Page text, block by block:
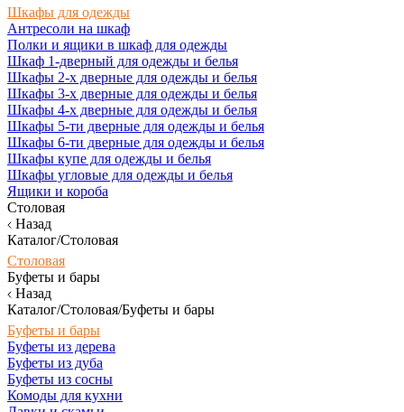
Шкафы для одежды
Антресоли на шкаф
Полки и ящики в шкаф для одежды
Шкаф 1-дверный для одежды и белья
Шкафы 2-х дверные для одежды и белья
Шкафы 3-х дверные для одежды и белья
Шкафы 4-х дверные для одежды и белья
Шкафы 5-ти дверные для одежды и белья
Шкафы 6-ти дверные для одежды и белья
Шкафы купе для одежды и белья
Шкафы угловые для одежды и белья
Ящики и короба
Столовая
Назад
Каталог/Столовая
Столовая
Буфеты и бары
Назад
Каталог/Столовая/Буфеты и бары
Буфеты и бары
Буфеты из дерева
Буфеты из дуба
Буфеты из сосны
Комоды для кухни